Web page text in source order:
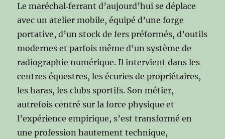
Le maréchal‑ferrant d’aujourd’hui se déplace
avec un atelier mobile, équipé d’une forge
portative, d’un stock de fers préformés, d’outils
modernes et parfois même d’un système de
radiographie numérique. Il intervient dans les
centres équestres, les écuries de propriétaires,
les haras, les clubs sportifs. Son métier,
autrefois centré sur la force physique et
l’expérience empirique, s’est transformé en
une profession hautement technique,